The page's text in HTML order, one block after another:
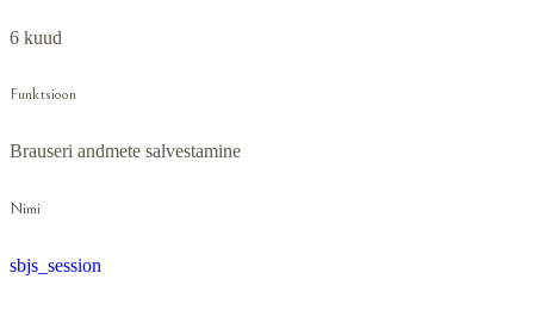
6 kuud
Funktsioon
Brauseri andmete salvestamine
Nimi
sbjs_session